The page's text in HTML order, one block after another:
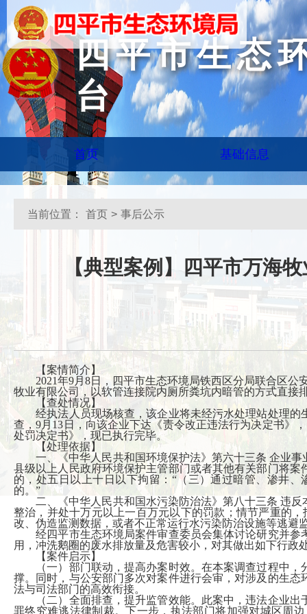
四平市生态
台
首页 基础信息
当前位置： 首页 > 事后公示
【典型案例】四平市万海
【案情简介】
2021年9月8日，四平市生态环境局铁西区分局联合区公
牧业有限公司，以软管连接院内厕所粪坑内暗管的方式直
【查处情况】
经执法人员现场核查，该企业将未经污水处理站处理的
查，9月13日，向该企业下达《责令改正违法行为决定书》
处罚决定书》，现已执行完毕。
【处理依据】
一、《中华人民共和国环境保护法》第六十三条 企业事
县级以上人民政府环境保护主管部门或者其他有关部门将
的，处五日以上十日以下拘留：“（三）通过暗管、渗井
的。”
二、《中华人民共和国水污染防治法》第八十三条 违反
整治，并处十万元以上一百万元以下的罚款；情节严重的
改、伪造监测数据，或者不正常运行水污染防治设施等逃避
经四平市生态环境局案件审查委员会集体讨论研究并参
用，冲洗鹅圈的废水排放量及危害较小，对其做出如下行
【案件启示】
（一）部门联动，提高办案时效。在本案调查过程中，
撑。同时，与公安部门多次对案件进行会审，对涉及的生
法与司法部门的高效衔接。
（二）全面排查，提升监管效能。此案中，违法企业出
罪终究难逃法律制裁。下一步，执法部门将加强对城区周